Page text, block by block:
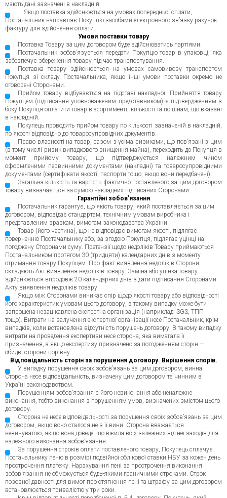
мають дані зазначені в накладній.
Якщо поставка здійснюється на умовах попередньої оплати,
Постачальник направляє Покупцю засобами електронного зв’язку рахунок-
фактуру для здійснення оплати.
Умови поставки товару
Поставка Товару за цим договором буде здійснюватись партіями.
Постачальник зобов’язується передати Покупцю товар в упаковці, яка
забезпечує збереження товару під час транспортування.
Поставка товару здійснюється на умовах самовивозу транспортом
Покупця зі складу Постачальника, якщо інші умови поставки окремо не
оговорені Сторонами.
Прийом товару відбувається на підставі накладної. Прийняття товару
Покупцем (підписання уповноваженим представником) є підтвердженням з
боку Покупця оплатити товар в асортименті, кількості та по цінам, що вказані
в накладній.
Покупець проводить прийом товару по кількості зазначеній в накладній,
по якості відповідно до товаросупровідних документів.
Право власності на товар, разом з усіма ризиками, що пов’язані з цим
(в тому числі ризик випадкового знищення майна), переходить до Покупця в
момент прийому товару, що підтверджується належним чином
оформленими первинними документами (накладні) та товаросупровідними
документами (сертифікати якості, паспорти тощо, якщо вони передбачені).
Загальна кількість та вартість фактично поставленого за цим договором
товару визначається за сумою накладних підписаних Сторонами.
Гарантійні зобов’язання
Постачальник гарантує, що якість товару, який поставляється за цим
договором, відповідає стандартам, технічним умовам виробника і
представленим зразкам, вимогам законодавства України.
Товар (його частина), що не відповідає вимогам якості, підлягає
поверненню Постачальнику або, за згодою Покупця, підлягає уцінці на
погоджену Сторонами суму. Претензії щодо недоліків Товару приймаються
Постачальником протягом 30 (тридцяти) календарних днів з моменту
отримання товару Покупцем. Про факт виявлення недоліків Сторони
складають Акт виявлення недоліків товару. Заміна або уцінка товару
здійснюється впродовж 20 календарних днів з дати підписання Сторонами
Акту виявлення недоліків товару.
Якщо між Сторонами виникає спір щодо якості товару або відповідності
його характеристик умовам цього договору, в такому випадку може бути
запрошена незацікавлена експертна організація (наприклад: SGS, ТПП
тощо). Витрати на залучення експертної організації несе Постачальник, крім
випадків, коли встановлена відсутність порушень договору. В такому випадку
витрати на проведення експертизи несе сторона, яка вимагала її
призначення, а якщо експертизу призначено за погодженням сторін —
обидві сторони порівну.
Відповідальність сторін за порушення договору. Вирішення спорів.
У випадку порушення своїх зобов’язань за цим договором, винна
Сторона несе відповідальність, визначену цим договором та чинним в
Україні законодавством.
Порушенням зобов’язання є його невиконання або неналежне
виконання, тобто виконання з порушенням умов, визначених змістом цього
договору.
Сторона не несе відповідальності за порушення своїх зобов’язань за цим
договором, якщо воно сталося не з її вини. Сторона вважається
невинуватою, якщо вона доведе, що вжила всіх залежних від неї заходів для
належного виконання зобов’язання.
За порушення строків оплати поставленого товару, Покупець сплачує
Постачальнику пеню в розмірі подвійної облікової ставки НБУ за кожен день
прострочення платежу. Нарахування пені за прострочення виконання
зобов’язання не обмежується будь-якими граничними строками. Строк
позовної давності для вимог про стягнення пені та штрафу за цим договором
встановлюється тривалістю у три роки.